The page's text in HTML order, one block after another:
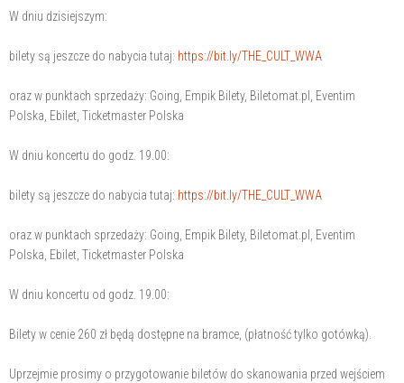
W dniu dzisiejszym:
bilety są jeszcze do nabycia tutaj: https://bit.ly/THE_CULT_WWA
oraz w punktach sprzedaży: Going, Empik Bilety, Biletomat.pl, Eventim
Polska, Ebilet, Ticketmaster Polska
W dniu koncertu do godz. 19.00:
bilety są jeszcze do nabycia tutaj: https://bit.ly/THE_CULT_WWA
oraz w punktach sprzedaży: Going, Empik Bilety, Biletomat.pl, Eventim
Polska, Ebilet, Ticketmaster Polska
W dniu koncertu od godz. 19.00:
Bilety w cenie 260 zł będą dostępne na bramce, (płatność tylko gotówką).
Uprzejmie prosimy o przygotowanie biletów do skanowania przed wejściem